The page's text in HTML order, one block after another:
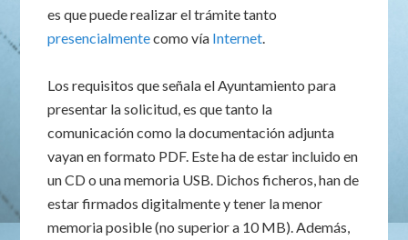
es que puede realizar el trámite tanto
presencialmentecomo vía Internet.
Los requisitos que señala el Ayuntamiento para
presentar la solicitud, es que tanto la
comunicación como la documentación adjunta
vayan en formato PDF. Este ha de estar incluido en
un CD o una memoria USB. Dichos ficheros, han de
estar firmados digitalmente y tener la menor
memoria posible (no superior a 10 MB). Además,